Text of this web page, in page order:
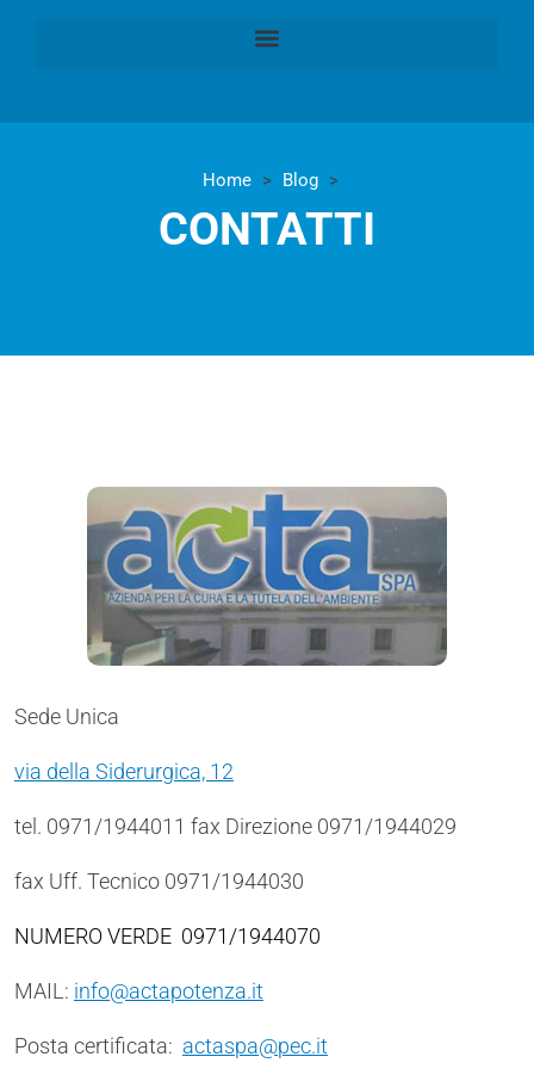
Home > Blog >
CONTATTI
Sede Unica
via della Siderurgica, 12
tel. 0971/1944011 fax Direzione 0971/1944029
fax Uff. Tecnico 0971/1944030
NUMERO VERDE 0971/1944070
MAIL: info@actapotenza.it
Posta certificata: actaspa@pec.it